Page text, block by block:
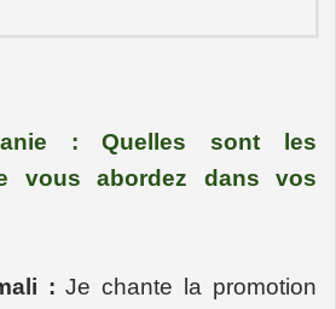
: Quelles sont les
vous abordez dans vos
: Je chante la promotion